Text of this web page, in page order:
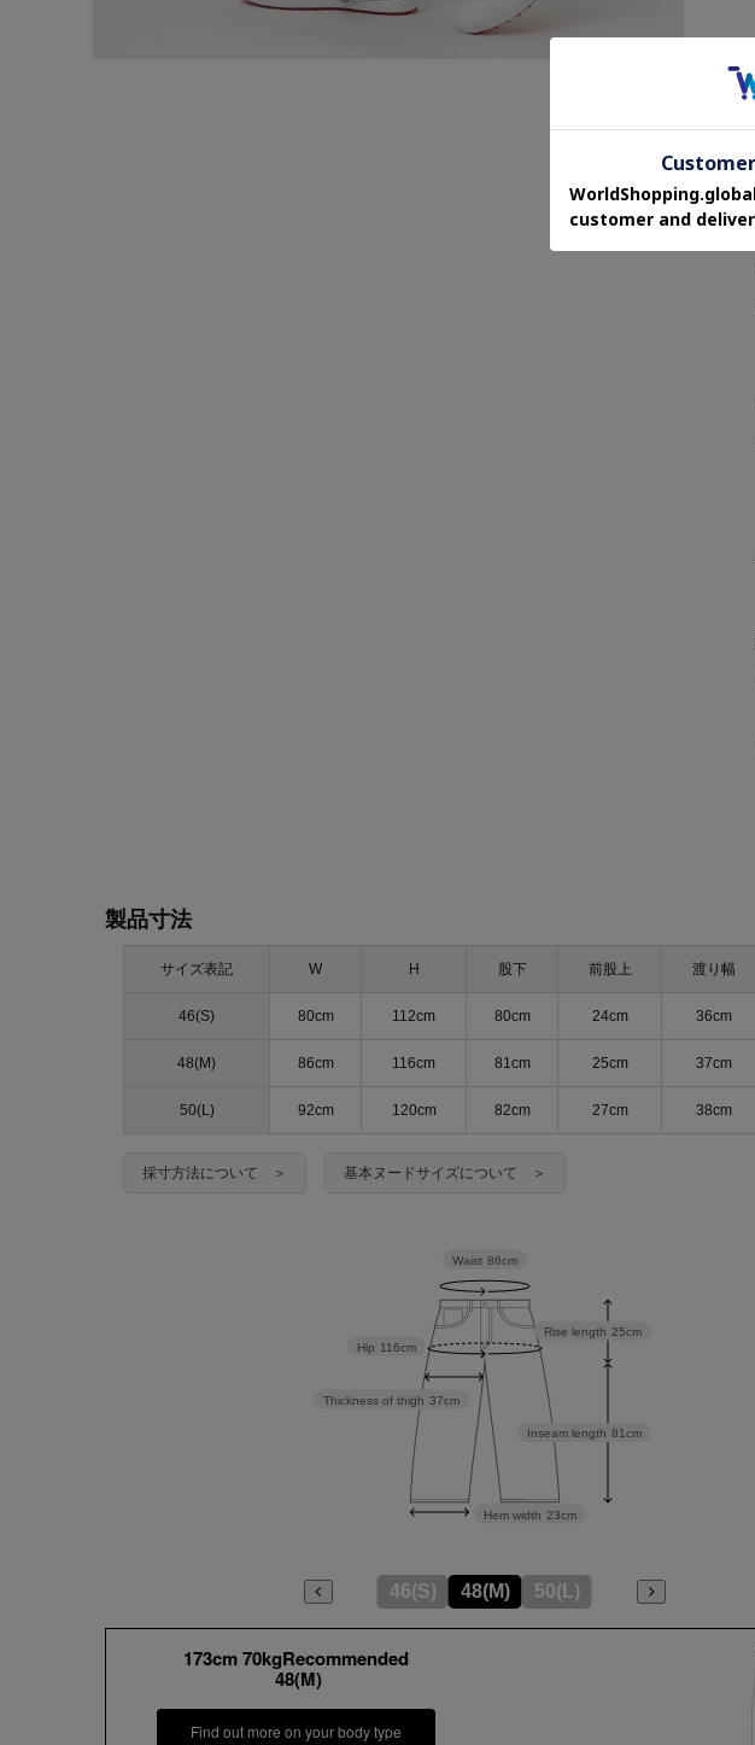
製品寸法
サイズ表記 W H 股下 前股上 渡り幅
46(S) 80cm 112cm 80cm 24cm 36cm
48(M) 86cm 116cm 81cm 25cm 37cm
50(L) 92cm 120cm 82cm 27cm 38cm
採寸方法について ＞ 基本ヌードサイズについて ＞
Inseam length 81cm
Rise length 25cm
Hem width 23cm
Thickness of thigh 37cm
Hip 116cm
Waist 86cm
46(S) 48(M) 50(L)
173cm 70kgRecommended
48(M)
Find out more on your body type